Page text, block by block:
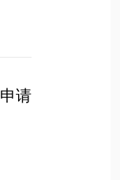
申请